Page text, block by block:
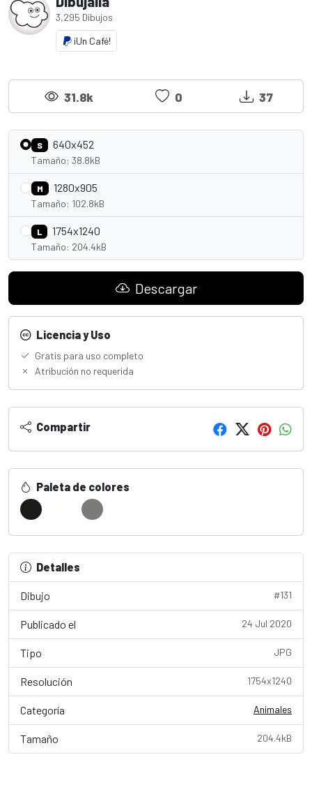
3,295 Dibujos
¡Un Café!
31.8k 0 37
S 640x452
Tamaño: 38.8kB
M 1280x905
Tamaño: 102.8kB
L 1754x1240
Tamaño: 204.4kB
Descargar
Licencia y Uso
Gratis para uso completo
Atribución no requerida
Compartir
Paleta de colores
Detalles
Dibujo #131
Publicado el 24 Jul 2020
Tipo JPG
Resolución 1754x1240
Categoría Animales
Tamaño 204.4kB